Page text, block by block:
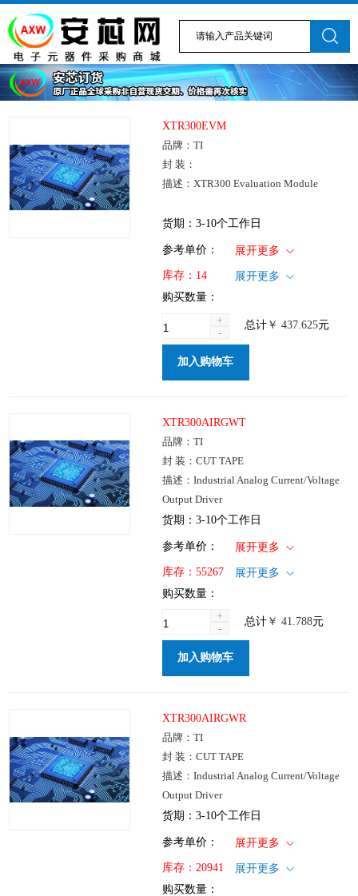
XTR300EVM
品牌：TI
封 装：
描述：XTR300 Evaluation Module
货期：3-10个工作日
参考单价： 1+: ￥437.625
展开更多
库存： 14
仓库：国内
展开更多
购买数量：
+
-
总计￥ 437.625元
加入购物车
XTR300AIRGWT
品牌：TI
封 装：CUT TAPE
描述：Industrial Analog Current/Voltage
Output Driver
货期：3-10个工作日
参考单价： 1+: ￥41.788
: ￥33.312
展开更多
库存： 55267
仓库：国内
展开更多
购买数量：
+
-
总计￥ 41.788元
加入购物车
XTR300AIRGWR
品牌：TI
封 装：CUT TAPE
描述：Industrial Analog Current/Voltage
Output Driver
货期：3-10个工作日
参考单价： 1+: ￥34.822
: ￥27.758
展开更多
库存： 20941
仓库：国内
展开更多
购买数量：